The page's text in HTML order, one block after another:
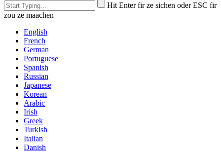
Hit Enter fir ze sichen oder ESC fir
zou ze maachen
English
French
German
Portuguese
Spanish
Russian
Japanese
Korean
Arabic
Irish
Greek
Turkish
Italian
Danish